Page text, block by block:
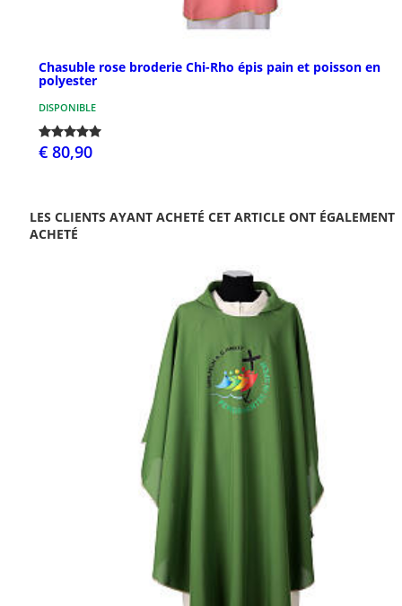
Chasuble rose broderie Chi-Rho épis pain et poisson en
polyester
DISPONIBLE
€ 80,90
LES CLIENTS AYANT ACHETÉ CET ARTICLE ONT ÉGALEMENT
ACHETÉ